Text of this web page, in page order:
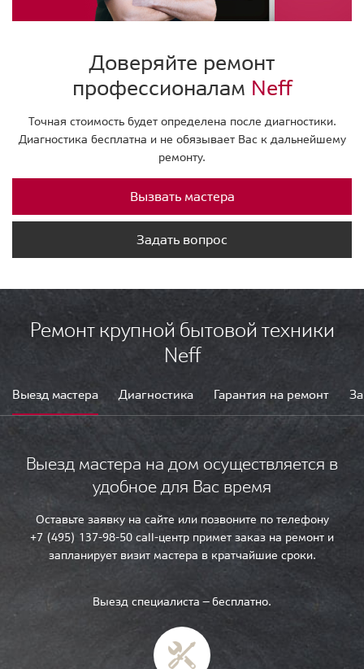
Доверяйте ремонт
профессионалам Neff
Точная стоимость будет определена после диагностики.
Диагностика бесплатна и не обязывает Вас к дальнейшему
ремонту.
Вызвать мастера
Задать вопрос
Ремонт крупной бытовой техники
Neff
Выезд мастера Диагностика Гарантия на ремонт
Выезд мастера на дом осуществляется в
удобное для Вас время
Оставьте заявку на сайте или позвоните по телефону
+7 (495) 137-98-50 call-центр примет заказ на ремонт и
запланирует визит мастера в кратчайшие сроки.
Выезд специалиста — бесплатно.